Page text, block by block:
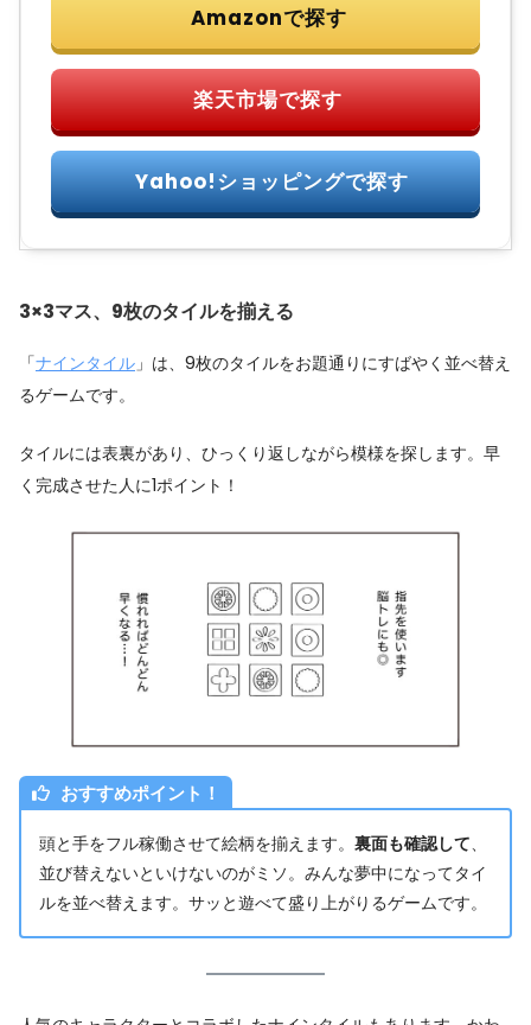
3×3マス、9枚のタイルを揃える
「ナインタイル 」は、9枚のタイルをお題通りにすばやく並べ替え
るゲームです。
タイルには表裏があり、ひっくり返しながら模様を探します。早
く完成させた人に1ポイント！
おすすめポイント！
頭と手をフル稼働させて絵柄を揃えます。裏面も確認して、
並び替えないといけないのがミソ。みんな夢中になってタイ
ルを並べ替えます。サッと遊べて盛り上がりるゲームです。